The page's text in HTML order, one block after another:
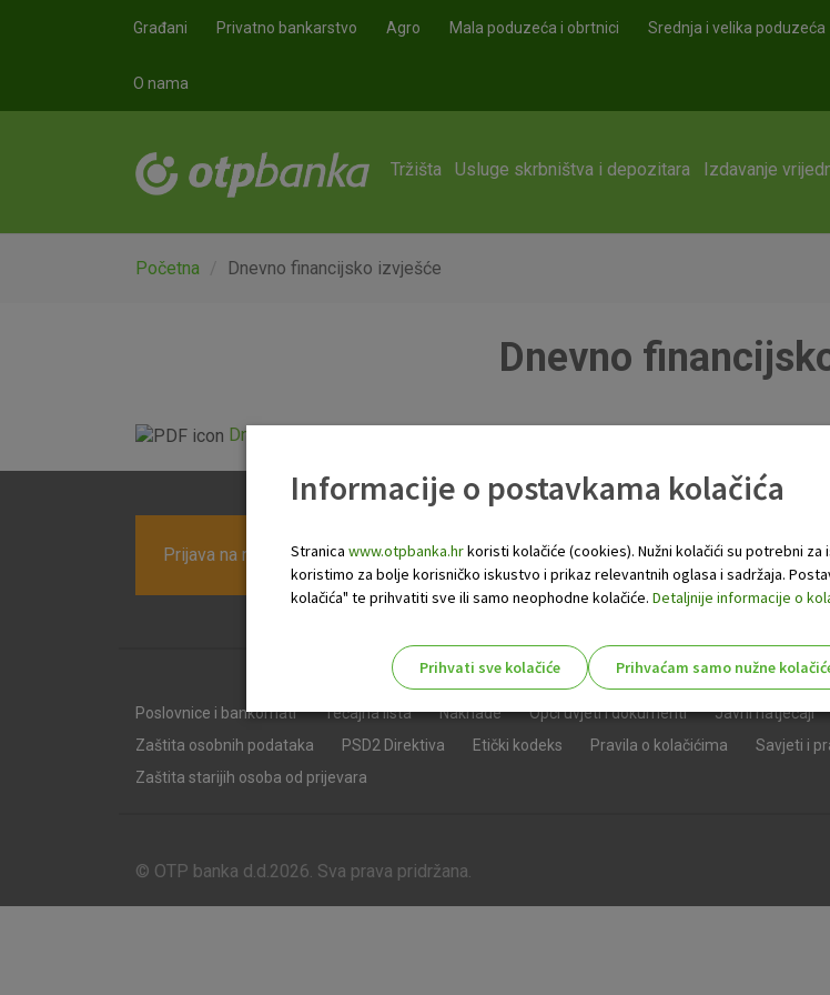
Građani Privatno bankarstvo Agro Mala poduzeća i obrtnici Srednja i velika poduzeća
O nama
Tržišta Usluge skrbništva i depozitara Izdavanje
Početna Dnevno financijsko izvješće
Dnevno
Dnevno financijsko izvješće.pdf
Prijava na newsletter OTP banke
Poslovnice i bankomati Tečajna lista Naknade Opći uvjeti i dokumenti Javni natječaji
Zaštita osobnih podataka
PSD2 Direktiva Etički kodeks Pravila o kolačićima
Savjeti i
Zaštita starijih osoba od prijevara
© OTP banka d.d.2026. Sva prava pridržana.
Informacije o postavkama kolačića
Stranica www.otpbanka.hrkoristi kolačiće (cookies). Nužni kolačići su potrebni
koristimo za bolje korisničko iskustvo i prikaz relevantnih oglasa i sadržaja.
kolačića" te prihvatiti sve ili samo neophodne kolačiće. Detaljnije informacije o
Prihvati sve kolačiće Prihvaćam samo nužne